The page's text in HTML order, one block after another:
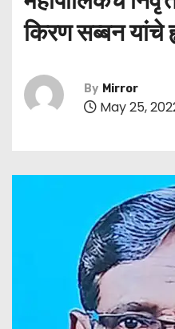
किरण सब्बन यांचे
By Mirror
May 25,